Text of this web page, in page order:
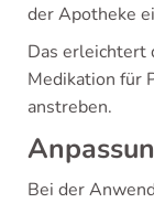
der Apotheke
Das erleichtert
Medikation für
anstreben.
Bei der